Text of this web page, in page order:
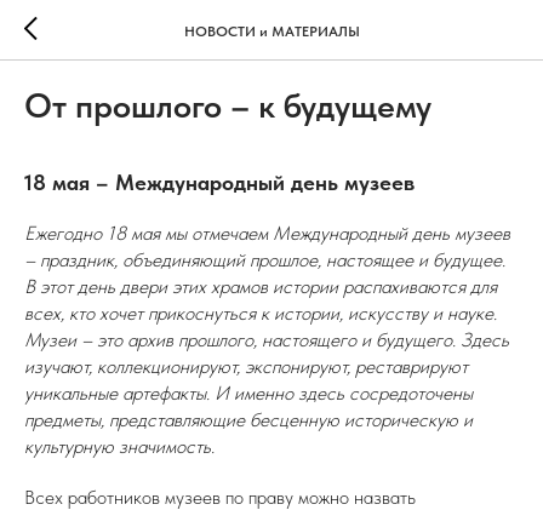
НОВОСТИ и МАТЕРИАЛЫ
От прошлого – к будущему
18 мая – Международный день музеев
Ежегодно 18 мая мы отмечаем Международный день музеев
– праздник, объединяющий прошлое, настоящее и будущее.
В этот день двери этих храмов истории распахиваются для
всех, кто хочет прикоснуться к истории, искусству и науке.
Музеи – это архив прошлого, настоящего и будущего. Здесь
изучают, коллекционируют, экспонируют, реставрируют
уникальные артефакты. И именно здесь сосредоточены
предметы, представляющие бесценную историческую и
культурную значимость.
Всех работников музеев по праву можно назвать